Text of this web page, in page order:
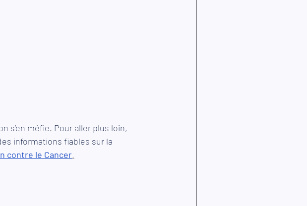
s’en méfie. Pour aller plus loin,
informations fiables sur la
contre le Cancer.